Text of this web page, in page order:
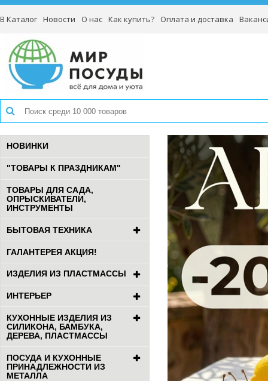
В Каталог Новости О нас Как купить? Оплата и доставка
НОВИНКИ
"ТОВАРЫ К ПРАЗДНИКАМ"
ТОВАРЫ ДЛЯ САДА,
ОПРЫСКИВАТЕЛИ,
ИНСТРУМЕНТЫ
БЫТОВАЯ ТЕХНИКА
ГАЛАНТЕРЕЯ АКЦИЯ!
ИЗДЕЛИЯ ИЗ ПЛАСТМАССЫ
ИНТЕРЬЕР
КУХОННЫЕ ИЗДЕЛИЯ ИЗ
СИЛИКОНА, БАМБУКА,
ДЕРЕВА, ПЛАСТМАССЫ
ПОСУДА И КУХОННЫЕ
ПРИНАДЛЕЖНОСТИ ИЗ
МЕТАЛЛА